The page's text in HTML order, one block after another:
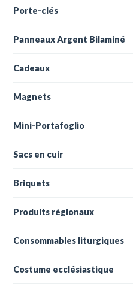
Porte-clés
Panneaux Argent Bilaminé
Cadeaux
Magnets
Mini-Portafoglio
Sacs en cuir
Briquets
Produits régionaux
Consommables liturgiques
Costume ecclésiastique